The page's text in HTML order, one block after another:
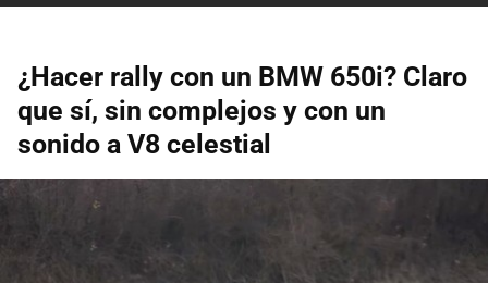
¿Hacer rally con un BMW 650i? Claro
que sí, sin complejos y con un
sonido a V8 celestial